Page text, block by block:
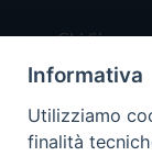
Chi Siamo
Redazione
Scrivici
Informativa
Utilizziamo
finalità